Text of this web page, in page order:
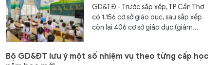
GD&TĐ - Trước sắp xếp, TP Cần Thơ
có 1.156 cơ sở giáo dục, sau sắp xếp
còn lại 406 cơ sở giáo dục (giảm...
Bộ GD&ĐT lưu ý một số nhiệm vụ theo từng cấp học